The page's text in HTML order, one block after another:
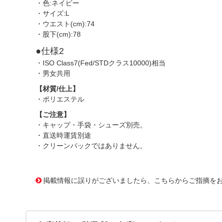
・色:ネイビー
・サイズ:L
・ウエスト(cm):74
・股下(cm):78
●仕様2
・ISO Class7(Fed/STDクラス10000)相当
・男女共用
【材質/仕上】
・ポリエステル
【ご注意】
・キャップ・手袋・シューズ別売。
・直送時運賃別途
・クリーンパックではありません。
掲載情報に誤りがございましたら、こちらからご指摘を